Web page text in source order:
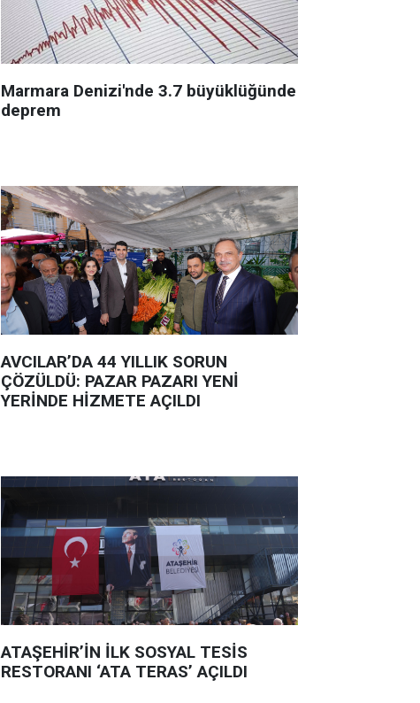
Marmara Denizi'nde 3.7 büyüklüğünde
deprem
AVCILAR’DA 44 YILLIK SORUN
ÇÖZÜLDÜ: PAZAR PAZARI YENİ
YERİNDE HİZMETE AÇILDI
ATAŞEHİR’İN İLK SOSYAL TESİS
RESTORANI ‘ATA TERAS’ AÇILDI